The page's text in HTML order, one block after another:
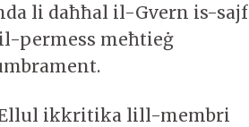
li daħħal il-Gvern is-sajf
permess meħtieġ
ikkritika lill-membri